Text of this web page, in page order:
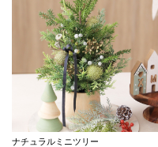
ナチュラルミニツリー